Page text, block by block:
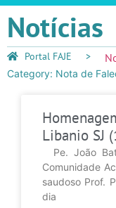
Notícias
Portal FAJE
Category: Nota de
Libanio SJ
Pe. João
Comunidade
saudoso Prof.
dia